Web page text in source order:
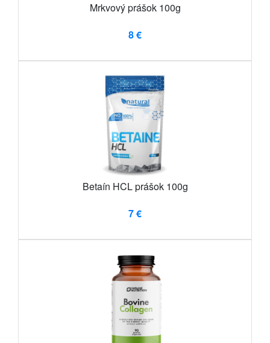
Mrkvový prášok 100g
8 €
Betaín HCL prášok 100g
7 €